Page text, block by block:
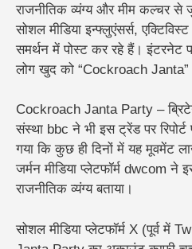
राजनीतिक व्यंग्य और मीम कल्चर से
सोशल मीडिया इन्फ्लुएंसर्स,
समर्थन में पोस्ट कर रहे हैं। इंटरनेट
लोग खुद को “Cockroach
Cockroach Janta Party – ब्रिटेन
संस्था bbc⁠ ने भी इस ट्रेंड पर
गया कि कुछ ही दिनों में यह मूवमेंट
जर्मन मीडिया प्लेटफॉर्म dwcom⁠ ने
राजनीतिक व्यंग्य बताया।
सोशल मीडिया प्लेटफॉर्म X (पूर्व में